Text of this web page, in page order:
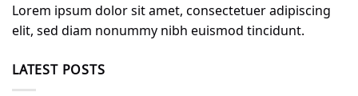
Lorem ipsum dolor sit amet, consectetuer adipiscing
elit, sed diam nonummy nibh euismod tincidunt.
LATEST POSTS